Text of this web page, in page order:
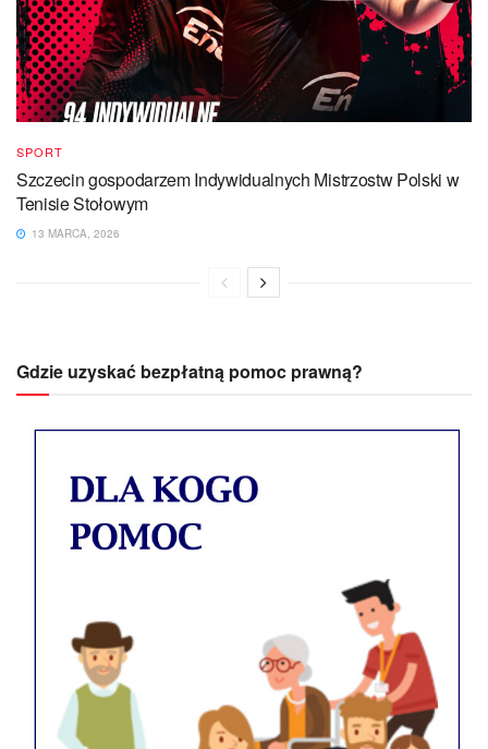
SPORT
Szczecin gospodarzem Indywidualnych Mistrzostw Polski w
Tenisie Stołowym
13 MARCA, 2026
Gdzie uzyskać bezpłatną pomoc prawną?